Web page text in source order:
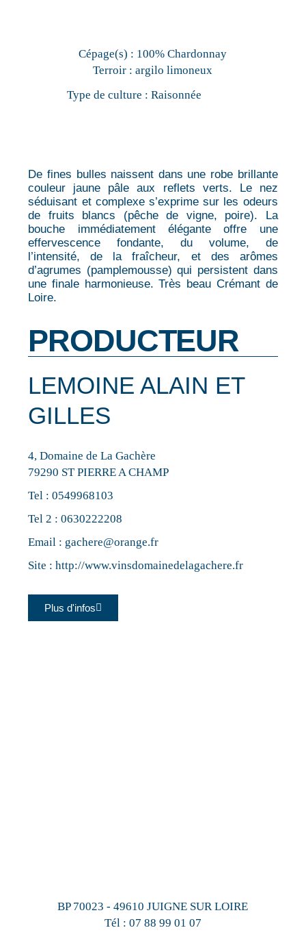
Cépage(s) : 100% Chardonnay
Terroir : argilo limoneux
Type de culture : Raisonnée
De fines bulles naissent dans une robe brillante
couleur jaune pâle aux reflets verts. Le nez
séduisant et complexe s’exprime sur les odeurs
de fruits blancs (pêche de vigne, poire). La
bouche immédiatement élégante offre une
effervescence fondante, du volume, de
l’intensité, de la fraîcheur, et des arômes
d’agrumes (pamplemousse) qui persistent dans
une finale harmonieuse. Très beau Crémant de
Loire.
PRODUCTEUR
LEMOINE ALAIN ET
GILLES
4, Domaine de La Gachère
79290 ST PIERRE A CHAMP
Tel :0549968103
Tel 2 :0630222208
Email : gachere@orange.fr
Site :http://www.vinsdomainedelagachere.fr
Plus d'infos
BP 70023 - 49610 JUIGNE SUR LOIRE
Tél : 07 88 99 01 07